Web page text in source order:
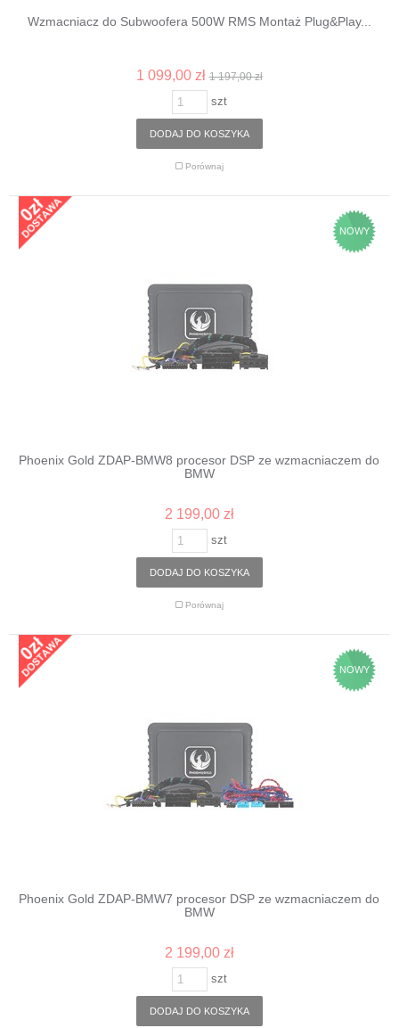
Wzmacniacz do Subwoofera 500W RMS Montaż Plug&Play...
1 099,00 zł 1 197,00 zł
szt
DODAJ DO KOSZYKA
Porównaj
NOWY
Phoenix Gold ZDAP-BMW8 procesor DSP ze wzmacniaczem do
BMW
2 199,00 zł
szt
DODAJ DO KOSZYKA
Porównaj
NOWY
Phoenix Gold ZDAP-BMW7 procesor DSP ze wzmacniaczem do
BMW
2 199,00 zł
szt
DODAJ DO KOSZYKA